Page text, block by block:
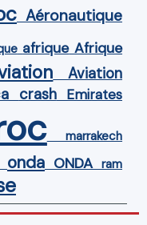
Aéronautique
afrique Afrique
Aviation
crash Emirates
marrakech
onda ONDA ram